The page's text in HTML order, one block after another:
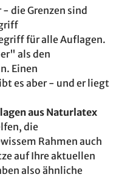
die Grenzen sind
für alle Auflagen.
als den
Einen
es aber - und er liegt
aus Naturlatex
die
Rahmen auch
auf Ihre aktuellen
also ähnliche